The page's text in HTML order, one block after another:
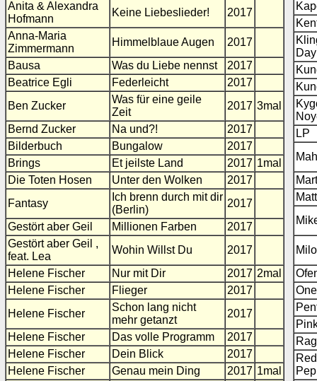
Anita & Alexandra
Hofmann
Keine Liebeslieder!
2017
Anna-Maria
Zimmermann
Himmelblaue Augen
2017
Bausa
Was du Liebe nennst
2017
Beatrice Egli
Federleicht
2017
Ben Zucker
Was für eine geile
Zeit
2017 3mal
Bernd Zucker
Na und?!
2017
Bilderbuch
Bungalow
2017
Brings
Et jeilste Land 2017 1mal
Die Toten Hosen
Unter den Wolken
2017
Fantasy
Ich brenn durch mit dir
(Berlin)
2017
Gestört aber Geil
Millionen Farben
2017
Gestört aber Geil ,
feat. Lea
Wohin Willst Du
2017
Helene Fischer
Nur mit Dir 2017 2mal
Helene Fischer
Flieger
2017
Helene Fischer
Schon lang nicht
mehr getanzt
2017
Helene Fischer
Das volle Programm
2017
Helene Fischer
Dein Blick
2017
Helene Fischer
Genau mein Ding 2017 1mal
LP